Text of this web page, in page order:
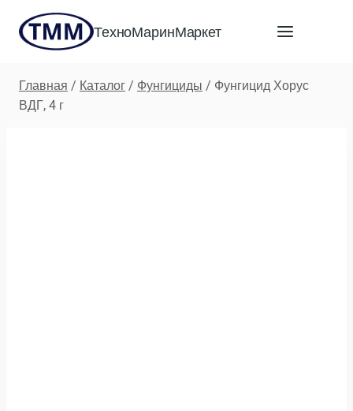
Перейти
ТехноМаринМаркет
Главная / Каталог / Фунгициды / Фунгицид Хорус
ВДГ, 4 г